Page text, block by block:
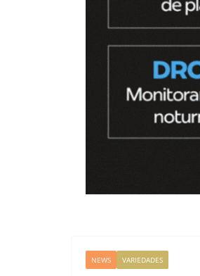
NEWS VARIEDADES